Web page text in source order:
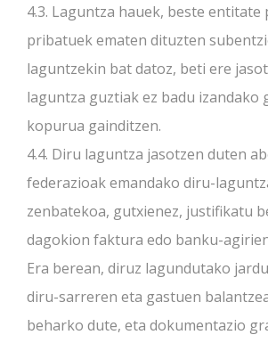
4.3. Laguntza hauek, beste entitate
pribatuek ematen dituzten
laguntzekin bat datoz, beti ere
laguntza guztiak ez badu izandako
kopurua gainditzen.
4.4. Diru laguntza jasotzen duten
federazioak emandako diru-
zenbatekoa, gutxienez, justifikatu
dagokion faktura edo banku-
Era berean, diruz lagundutako
diru-sarreren eta gastuen
beharko dute, eta dokumentazio